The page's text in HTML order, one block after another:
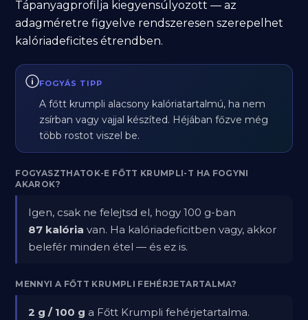
Tápanyagprofilja kiegyensúlyozott — az
adagméretre figyelve rendszeresen szerepelhet
kalóriadeficites étrendben.
FOGYÁS TIPP
A főtt krumpli alacsony kalóriatartalmú, ha nem
zsírban vagy vajjal készíted. Héjában főzve még
több rostot viszel be.
FOGYASZTHATOK-E FŐTT KRUMPLI-T HA FOGYNI
AKAROK?
Igen, csak ne felejtsd el, hogy 100 g-ban
87 kalória van. Ha kalóriadeficitben vagy, akkor
belefér minden étel — és ez is.
MENNYI A FŐTT KRUMPLI FEHÉRJETARTALMA?
2 g / 100 g a Főtt Krumpli fehérjetartalma.